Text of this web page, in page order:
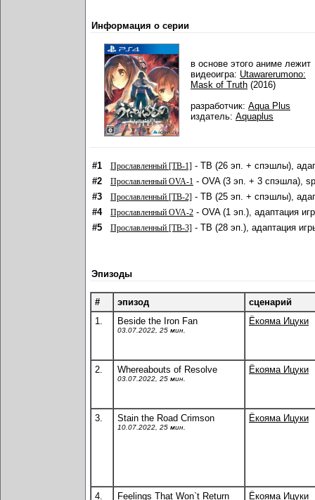
Информация о серии
в основе этого аниме лежит
видеоигра: Utawarerumono:
Mask of Truth (2016)
разработчик: Aqua Plus
издатель: Aquaplus
#1 Прославленный [ТВ-1] - ТВ (26 эп. + спэшлы),
#2
Прославленный OVA-1 - OVA (3 эп. + 3 спэшла),
#3
Прославленный [ТВ-2] - ТВ (25 эп. + спэшлы),
#4
Прославленный OVA-2 - OVA (1 эп.), адаптация
#5
Прославленный [ТВ-3] - ТВ (28 эп.), адаптация
Эпизоды
# эпизод
сценарий
1.
Beside the Iron Fan
03.07.2022, 25 мин.
Ёкояма Ицуки
2. Whereabouts of Resolve
03.07.2022, 25 мин.
Ёкояма Ицуки
3. Stain the Road Crimson
10.07.2022, 25 мин.
Ёкояма Ицуки
4. Feelings That Won`t Return Ёкояма Ицуки